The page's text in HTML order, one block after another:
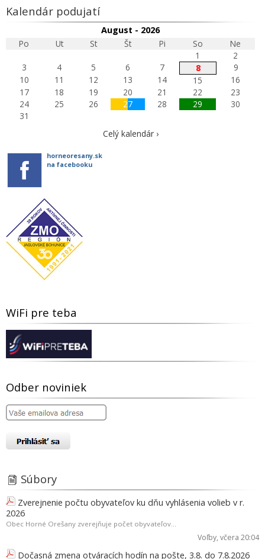
Kalendár podujatí
August - 2026
Po
Ut St Št Pi So
Ne
1
2
3
4 5 6 7 8
9
10
11 12 13 14 15
16
17
18 19 20 21 22
23
24
25 26 27 28 29
30
31
Celý kalendár ›
horneoresany.sk
na facebooku
WiFi pre teba
Odber noviniek
Súbory
Zverejnenie počtu obyvateľov ku dňu vyhlásenia volieb v r.
2026
Obec Horné Orešany zverejňuje počet obyvateľov...
Voľby, včera 20:04
Dočasná zmena otváracích hodín na pošte, 3.8. do 7.8.2026